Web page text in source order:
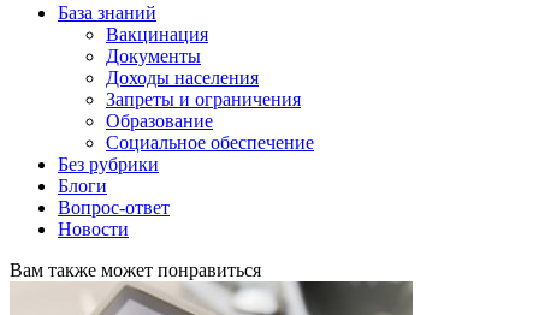
База знаний
Вакцинация
Документы
Доходы населения
Запреты и ограничения
Образование
Социальное обеспечение
Без рубрики
Блоги
Вопрос-ответ
Новости
Вам также может понравиться